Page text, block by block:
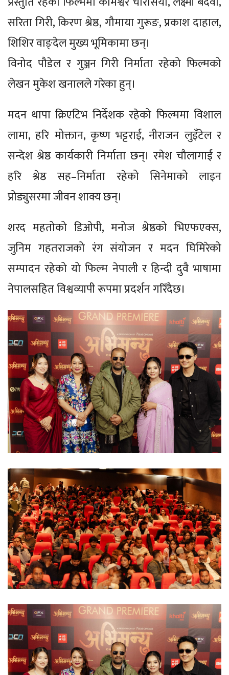
सरिता गिरी, किरण श्रेष्ठ, गौमाया गुरूङ, प्रकाश दाहाल,
शिशिर वाङ्देल मुख्य भूमिकामा छन्।
विनोद पौडेल र गुञ्जन गिरी निर्माता रहेको फिल्मको
लेखन मुकेश खनालले गरेका हुन्।
मदन थापा क्रिएटिभ निर्देशक रहेको फिल्ममा विशाल
लामा, हरि मोक्तान, कृष्ण भट्टराई, नीराजन लुइँटेल र
सन्देश श्रेष्ठ कार्यकारी निर्माता छन्। रमेश चौलागाईं र
हरि श्रेष्ठ सह–निर्माता रहेको सिनेमाको लाइन
प्रोड्युसरमा जीवन शाक्य छन्।
शरद महतोको डिओपी, मनोज श्रेष्ठको भिएफएक्स,
जुनिम गहतराजको रंग संयोजन र मदन घिमिरेको
सम्पादन रहेको यो फिल्म नेपाली र हिन्दी दुवै भाषामा
नेपालसहित विश्वव्यापी रूपमा प्रदर्शन गरिँदैछ।